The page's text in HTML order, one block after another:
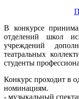
В конкурсе
отделений школ
учреждений
театральных
студенты
Конкурс проходит в
номинациям.
- музыкальный